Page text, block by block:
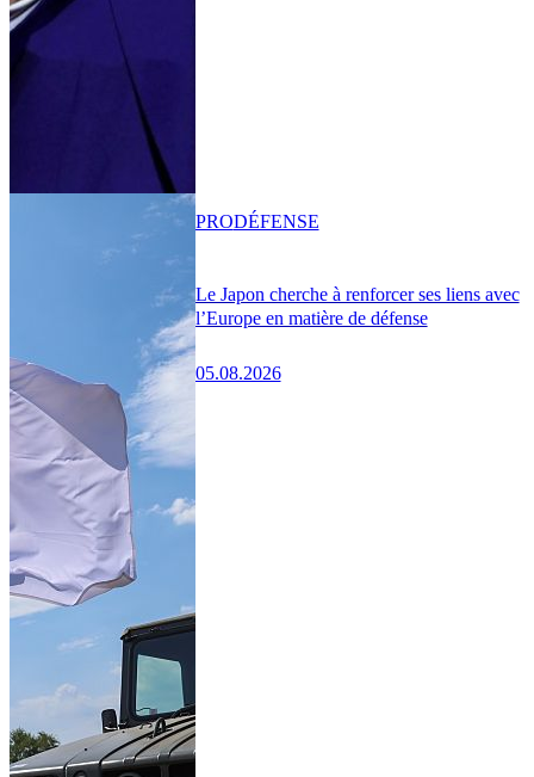
Le Japon cherche à renforcer ses liens avec
l’Europe en matière de défense
05.08.2026
PRODÉFENSE